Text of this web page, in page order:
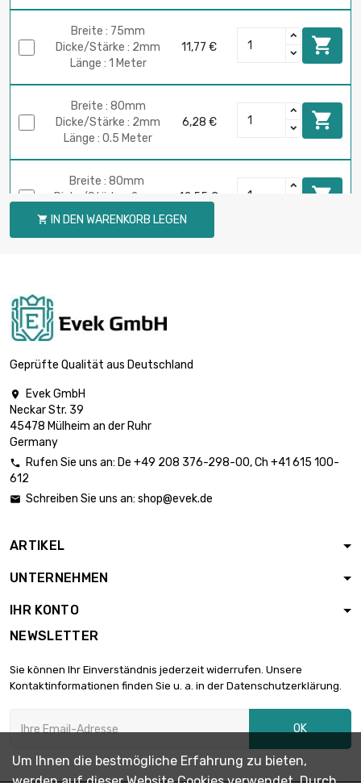
Breite : 75mm
Dicke/Stärke : 2mm
Länge : 1 Meter
11,77 € 
Breite : 80mm
Dicke/Stärke : 2mm
Länge : 0.5 Meter
6,28 € 
Breite : 80mm
Dicke/Stärke : 2mm
Länge : 1 Meter
12,55 € 
Breite : 90mm
Länge : 1 Meter
Breite : 30mm
Dicke/Stärke : 2mm
Dicke/Stärke : 2mm
4,71 €
Dicke/Stärke : 2mm
Breite : 40mm
Länge : 1 Meter
Dicke/Stärke : 2mm
 IN DEN WARENKORB LEGEN
Geprüfte Qualität aus Deutschland

Evek GmbH
Neckar Str. 39
45478 Mülheim an der Ruhr
Germany
 Rufen Sie uns an: De +49 208 376-298-00, Ch +41 615 100-
612
 Schreiben Sie uns an: shop@evek.de
ARTIKEL
UNTERNEHMEN
IHR KONTO
NEWSLETTER
Sie können Ihr Einverständnis jederzeit widerrufen. Unsere
Kontaktinformationen finden Sie u. a. in der Datenschutzerklärung.
OK
Um Ihnen die bestmögliche Erfahrung zu bieten,